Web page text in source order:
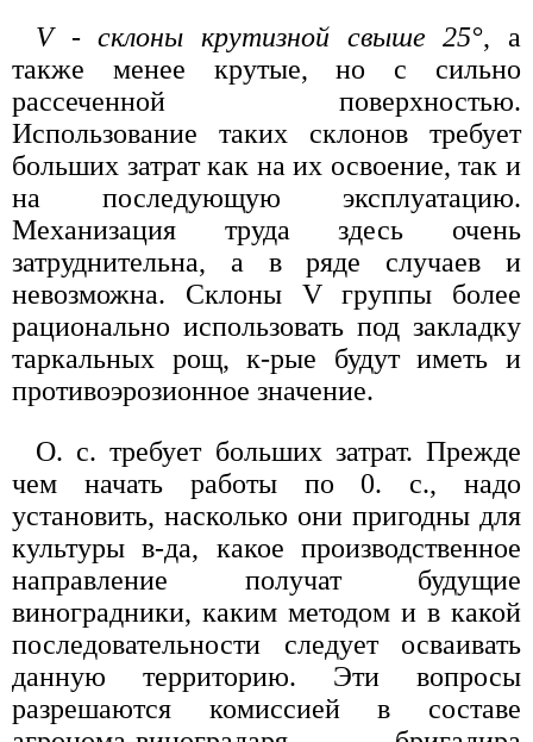
V - склоны крутизной свыше 25°, а
также менее крутые, но с сильно
рассеченной поверхностью.
Использование таких склонов требует
больших затрат как на их освоение, так и
на последующую эксплуатацию.
Механизация труда здесь очень
затруднительна, а в ряде случаев и
невозможна. Склоны V группы более
рационально использовать под закладку
таркальных рощ, к-рые будут иметь и
противоэрозионное значение.
О. с. требует больших затрат. Прежде
чем начать работы по 0. с., надо
установить, насколько они пригодны для
культуры в-да, какое производственное
направление получат будущие
виноградники, каким методом и в какой
последовательности следует осваивать
данную территорию. Эти вопросы
разрешаются комиссией в составе